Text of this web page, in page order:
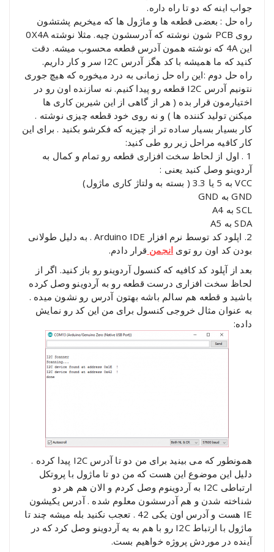
جواب اینه که دو تا راه داره.
راه حل : بعضی قطعه ها و ماژول ها که میخریم پشتشون
روی PCB شون نوشته که آدرسشون چیه. مثلا نوشته 0X4A
این 4A که نوشته همون آدرس قطعه محسوب میشه. دقت
کنید که ما همیشه با کد هگز آدرس I2C سر و کار داریم.
راه حل دوم :این راه حل زمانی به درد میخوره که هیچ جوری
نتونیم آدرس I2C قطعه رو پیدا کنیم. نه سازنده اون رو در
اختیارمون قرار بده ( هر از گاهی از این شیرین کاری ها
میکنن تولید کننده ها ) و نه روی خود قطعه چیزی نوشته .
کار بسیار بسیار ساده تر از چیزیه که فکرشو بکنید . برای این
کار کافیه مراحل زیر رو طی کنید:
1 . اول از لحاظ سخت افزاری قطعه رو تمام و کمال به
آردوینو وصل کنید یعنی :
VCC به 5 یا 3.3 ( بسته به ولتاژ کاری ماژول)
GND به GND
SCL به A4
SDA به A5
2. اپلود کد توسط نرم افزار Arduino IDE . به دلیل طولانی
بودن کد اون رو توی انجمن قرار دادم.
بعد از آپلود کد کافیه که کنسول آردوینو رو باز کنید. اگر از
لحاظ سخت افزاری درست قطعه رو به آردوینو وصل کرده
باشید و قطعه هم سالم باشه بهتون آدرس رو نشون میده .
به عنوان مثال خروجی کنسول برای من این کد رو نمایش
داده:
همونطور که می بینید برای من دو تا آدرس I2C پیدا کرده .
دلیل این موضوع این هست که من دو تا ماژول با پروتکل
ارتباطی I2C به آردوینوم وصل کردم و الان هم هر دو
شناخته شدن و هم آدرسشون معلوم شده . آدرس یکیشون
IE هست و آدرس اون یکی 42 . تعجب نکنید بله میشه چند تا
ماژول با ارتباط I2C رو با هم به یه آردوینو وصل کرد که در
آینده در موردش پروژه خواهیم بست.